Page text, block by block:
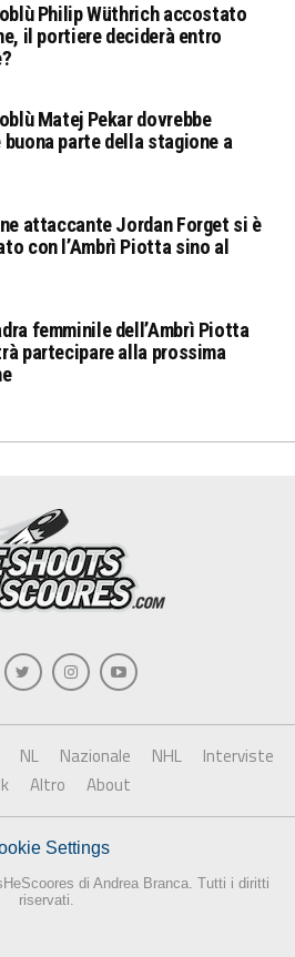
Philip Wüthrich accostato
il portiere deciderà entro
Matej Pekar dovrebbe
buona parte della stagione a
attaccante Jordan Forget si è
con l’Ambrì Piotta sino al
femminile dell’Ambrì Piotta
partecipare alla prossima
NL Nazionale NHL
Interviste
Altro About
Settings
di Andrea Branca. Tutti i diritti
riservati.